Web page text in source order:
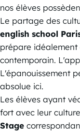
nos élèves
Le partage des
english school
prépare
contemporain.
L'épanouissement
absolue ici.
Les élèves ayant
fort avec leur
Stage